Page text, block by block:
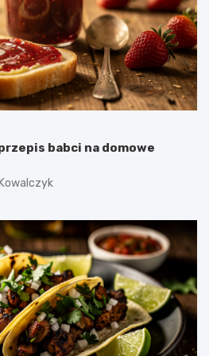
babci na domowe